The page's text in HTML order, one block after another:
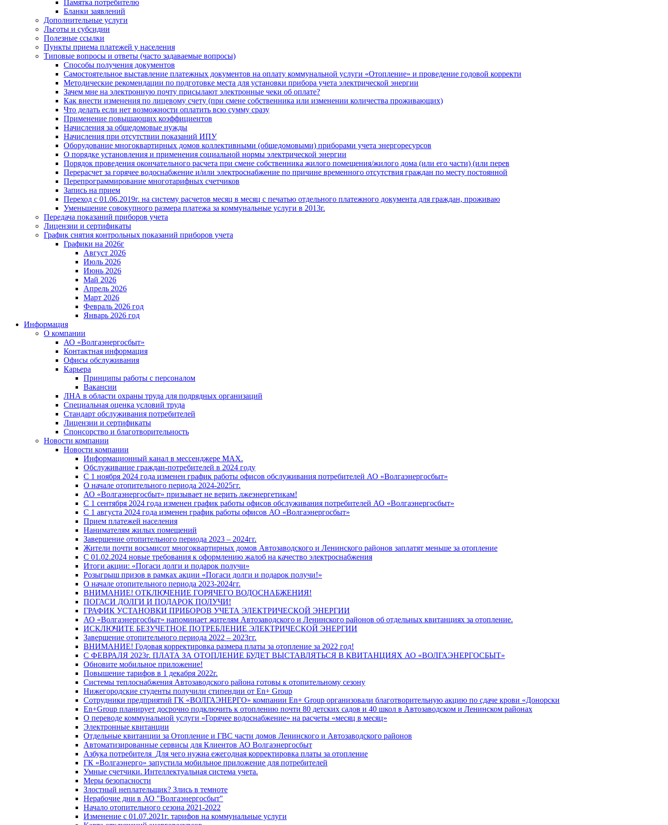
Памятка потребителю
Бланки заявлений
Дополнительные услуги
Льготы и субсидии
Полезные ссылки
Пункты приема платежей у населения
Типовые вопросы и ответы (часто задаваемые вопросы)
Способы получения документов
Самостоятельное выставление платежных документов на оплату коммунальной услуги «Отопление» и проведение годовой корректи
Методические рекомендации по подготовке места для установки прибора учета электрической энергии
Зачем мне на электронную почту присылают электронные чеки об оплате?
Как внести изменения по лицевому счету (при смене собственника или изменении количества проживающих)
Что делать если нет возможности оплатить всю сумму сразу
Применение повышающих коэффициентов
Начисления за общедомовые нужды
Начисления при отсутствии показаний ИПУ
Оборудование многоквартирных домов коллективными (общедомовыми) приборами учета энергоресурсов
О порядке установления и применения социальной нормы электрической энергии
Порядок проведения окончательного расчета при смене собственника жилого помещения/жилого дома (или его части) (или перев
Перерасчет за горячее водоснабжение и/или электроснабжение по причине временного отсутствия граждан по месту постоянной
Перепрограммирование многотарифных счетчиков
Запись на прием
Переход с 01.06.2019г. на систему расчетов месяц в месяц с печатью отдельного платежного документа для граждан, проживаю
Уменьшение совокупного размера платежа за коммунальные услуги в 2013г.
Передача показаний приборов учета
Лицензии и сертификаты
График снятия контрольных показаний приборов учета
Графики на 2026г
Август 2026
Июль 2026
Июнь 2026
Май 2026
Апрель 2026
Март 2026
Февраль 2026 год
Январь 2026 год
Информация
О компании
АО «Волгаэнергосбыт»
Контактная информация
Офисы обслуживания
Карьера
Принципы работы с персоналом
Вакансии
ЛНА в области охраны труда для подрядных организаций
Специальная оценка условий труда
Стандарт обслуживания потребителей
Лицензии и сертификаты
Спонсорство и благотворительность
Новости компании
Новости компании
Информационный канал в мессенджере MAX.
Обслуживание граждан-потребителей в 2024 году
С 1 ноября 2024 года изменен график работы офисов обслуживания потребителей АО «Волгаэнергосбыт»
О начале отопительного периода 2024-2025гг.
АО «Волгаэнергосбыт» призывает не верить лжеэнергетикам!
С 1 сентября 2024 года изменен график работы офисов обслуживания потребителей АО «Волгаэнергосбыт»
С 1 августа 2024 года изменен график работы офисов АО «Волгаэнергосбыт»
Прием платежей населения
Нанимателям жилых помещений
Завершение отопительного периода 2023 – 2024гг.
Жители почти восьмисот многоквартирных домов Автозаводского и Ленинского районов заплатят меньше за отопление
С 01.02.2024 новые требования к оформлению жалоб на качество электроснабжения
Итоги акции: «Погаси долги и подарок получи»
Розыгрыш призов в рамках акции «Погаси долги и подарок получи!»
О начале отопительного периода 2023-2024гг.
ВНИМАНИЕ! ОТКЛЮЧЕНИЕ ГОРЯЧЕГО ВОДОСНАБЖЕНИЯ!
ПОГАСИ ДОЛГИ И ПОДАРОК ПОЛУЧИ!
ГРАФИК УСТАНОВКИ ПРИБОРОВ УЧЕТА ЭЛЕКТРИЧЕСКОЙ ЭНЕРГИИ
АО «Волгаэнергосбыт» напоминает жителям Автозаводского и Ленинского районов об отдельных квитанциях за отопление.
ИСКЛЮЧИТЕ БЕЗУЧЕТНОЕ ПОТРЕБЛЕНИЕ ЭЛЕКТРИЧЕСКОЙ ЭНЕРГИИ
Завершение отопительного периода 2022 – 2023гг.
ВНИМАНИЕ! Годовая корректировка размера платы за отопление за 2022 год!
С ФЕВРАЛЯ 2023г. ПЛАТА ЗА ОТОПЛЕНИЕ БУДЕТ ВЫСТАВЛЯТЬСЯ В КВИТАНЦИЯХ АО «ВОЛГАЭНЕРГОСБЫТ»
Обновите мобильное приложение!
Повышение тарифов в 1 декабря 2022г.
Системы теплоснабжения Автозаводского района готовы к отопительному сезону
Нижегородские студенты получили стипендии от En+ Group
Сотрудники предприятий ГК «ВОЛГАЭНЕРГО» компании En+ Group организовали благотворительную акцию по сдаче крови «Донорски
En+Group планирует досрочно подключить к отоплению почти 80 детских садов и 40 школ в Автозаводском и Ленинском районах
О переводе коммунальной услуги «Горячее водоснабжение» на расчеты «месяц в месяц»
Электронные квитанции
Отдельные квитанции за Отопление и ГВС части домов Ленинского и Автозаводского районов
Автоматизированные сервисы для Клиентов АО Волгаэнергосбыт
Азбука потребителя_Для чего нужна ежегодная корректировка платы за отопление
ГК «Волгаэнерго» запустила мобильное приложение для потребителей
Умные счетчики. Интеллектуальная система учета.
Меры безопасности
Злостный неплательщик? Злись в темноте
Нерабочие дни в АО "Волгаэнергосбыт"
Начало отопительного сезона 2021-2022
Изменение с 01.07.2021г. тарифов на коммунальные услуги